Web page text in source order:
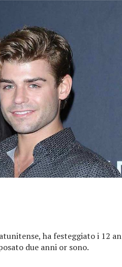
ha festeggiato i 12
due anni or sono.